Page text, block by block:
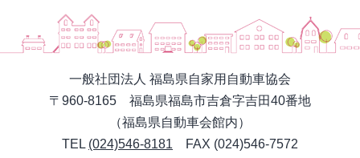
一般社団法人 福島県自家用自動車協会
〒960-8165 福島県福島市吉倉字吉田40番地
（福島県自動車会館内）
TEL (024)546-8181 FAX (024)546-7572